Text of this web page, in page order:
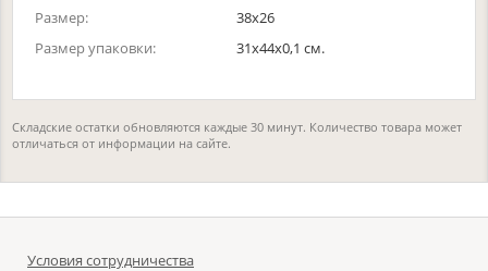
Размер:
38х26
Размер упаковки:
31x44x0,1 см.
Складские остатки обновляются каждые 30 минут. Количество товара может
отличаться от информации на сайте.
Условия сотрудничества